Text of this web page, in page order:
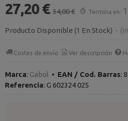
27,20 € 34,00 € Termina en: 1
Producto Disponible (1 En Stock) -
Costes de envío Ver descripción
Marca: Gabol • EAN / Cod. Barras:
Referencia: G 602324 025